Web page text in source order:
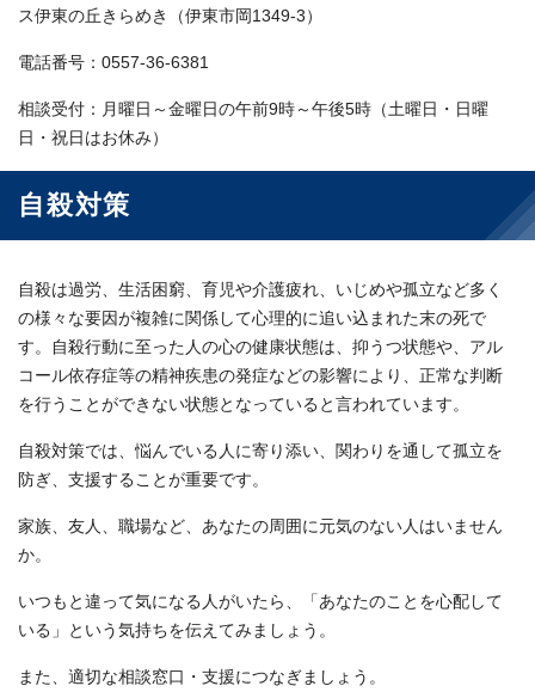
ス伊東の丘きらめき（伊東市岡1349-3）
電話番号：0557-36-6381
相談受付：月曜日～金曜日の午前9時～午後5時（土曜日・日曜
日・祝日はお休み）
自殺対策
自殺は過労、生活困窮、育児や介護疲れ、いじめや孤立など多く
の様々な要因が複雑に関係して心理的に追い込まれた末の死で
す。自殺行動に至った人の心の健康状態は、抑うつ状態や、アル
コール依存症等の精神疾患の発症などの影響により、正常な判断
を行うことができない状態となっていると言われています。
自殺対策では、悩んでいる人に寄り添い、関わりを通して孤立を
防ぎ、支援することが重要です。
家族、友人、職場など、あなたの周囲に元気のない人はいません
か。
いつもと違って気になる人がいたら、「あなたのことを心配して
いる」という気持ちを伝えてみましょう。
また、適切な相談窓口・支援につなぎましょう。